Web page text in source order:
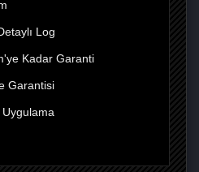
Log
Kadar Garanti
Garantisi